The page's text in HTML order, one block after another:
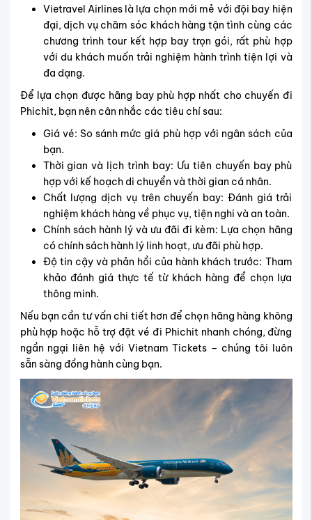
Vietravel Airlines là lựa chọn mới mẻ với đội bay hiện
đại, dịch vụ chăm sóc khách hàng tận tình cùng các
chương trình tour kết hợp bay trọn gói, rất phù hợp
với du khách muốn trải nghiệm hành trình tiện lợi và
đa dạng.
Để lựa chọn được hãng bay phù hợp nhất cho chuyến đi
Phichit, bạn nên cân nhắc các tiêu chí sau:
Giá vé: So sánh mức giá phù hợp với ngân sách của
bạn.
Thời gian và lịch trình bay: Ưu tiên chuyến bay phù
hợp với kế hoạch di chuyển và thời gian cá nhân.
Chất lượng dịch vụ trên chuyến bay: Đánh giá trải
nghiệm khách hàng về phục vụ, tiện nghi và an toàn.
Chính sách hành lý và ưu đãi đi kèm: Lựa chọn hãng
có chính sách hành lý linh hoạt, ưu đãi phù hợp.
Độ tin cậy và phản hồi của hành khách trước: Tham
khảo đánh giá thực tế từ khách hàng để chọn lựa
thông minh.
Nếu bạn cần tư vấn chi tiết hơn để chọn hãng hàng không
phù hợp hoặc hỗ trợ đặt vé đi Phichit nhanh chóng, đừng
ngần ngại liên hệ với Vietnam Tickets – chúng tôi luôn
sẵn sàng đồng hành cùng bạn.